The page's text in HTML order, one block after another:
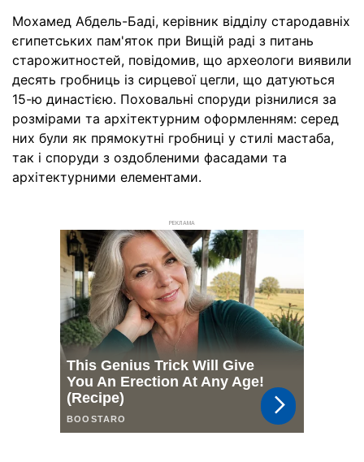
Мохамед Абдель-Баді, керівник відділу стародавніх
єгипетських пам'яток при Вищій раді з питань
старожитностей, повідомив, що археологи виявили
десять гробниць із сирцевої цегли, що датуються
15-ю династією. Поховальні споруди різнилися за
розмірами та архітектурним оформленням: серед
них були як прямокутні гробниці у стилі мастаба,
так і споруди з оздобленими фасадами та
архітектурними елементами.
РЕКЛАМА